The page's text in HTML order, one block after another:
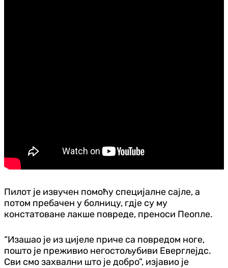
Пилот је извучен помоћу специјалне сајле, а
потом пребачен у болницу, гдје су му
констатоване лакше повреде, преноси Пеопле.
“Изашао је из цијеле приче са повредом ноге,
пошто је преживио негостољубиви Еверглејдс.
Сви смо захвални што је добро”, изјавио је